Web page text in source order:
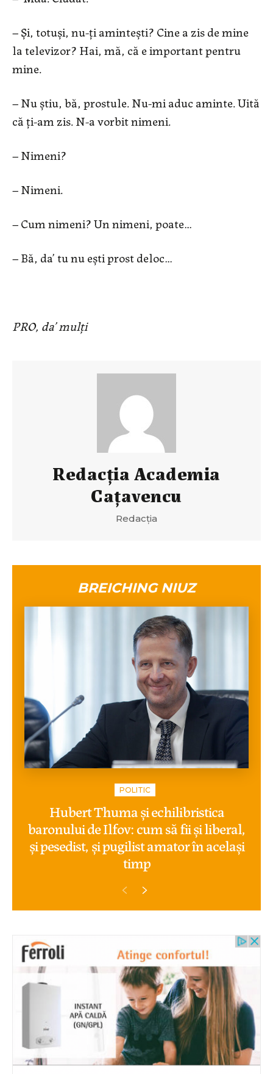
– Și, totuși, nu-ţi aminteşti? Cine a zis de mine
la televizor? Hai, mă, că e important pentru
mine.
– Nu știu, bă, prostule. Nu-mi aduc aminte. Uită
că ţi-am zis. N-a vorbit nimeni.
– Nimeni?
– Nimeni.
– Cum nimeni? Un nimeni, poate…
– Bă, da’ tu nu eşti prost deloc…
PRO, da’ mulţi
Redacția Academia
Cațavencu
Redacția
BREICHING NIUZ
POLITIC
Hubert Thuma și echilibristica
baronului de Ilfov: cum să fii și liberal,
și pesedist, și pugilist amator în același
timp